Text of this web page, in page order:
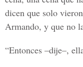
dicen que solo
Armando, y que no
“Entonces –dije–,